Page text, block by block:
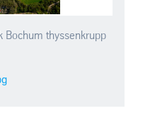
Bochum thyssenkrupp